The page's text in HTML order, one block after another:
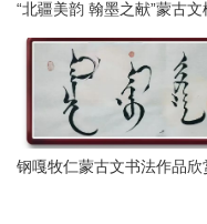
“北疆美韵 翰墨之献”蒙古文
网络展（一）
钢嘎牧仁蒙古文书法作品欣